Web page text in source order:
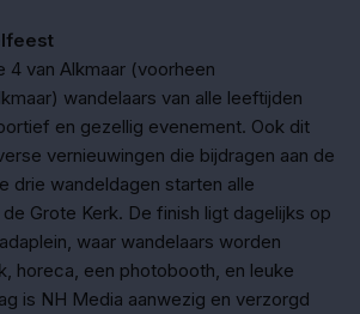
4 van Alkmaar (voorheen
wandelaars van alle leeftijden
en gezellig evenement. Ook dit
vernieuwingen die bijdragen aan de
drie wandeldagen starten alle
Grote Kerk. De finish ligt dagelijks op
waar wandelaars worden
horeca, een photobooth, en leuke
is NH Media aanwezig en verzorgd